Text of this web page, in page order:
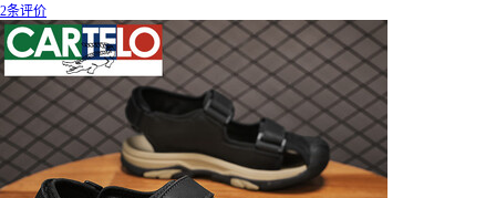
2条评价